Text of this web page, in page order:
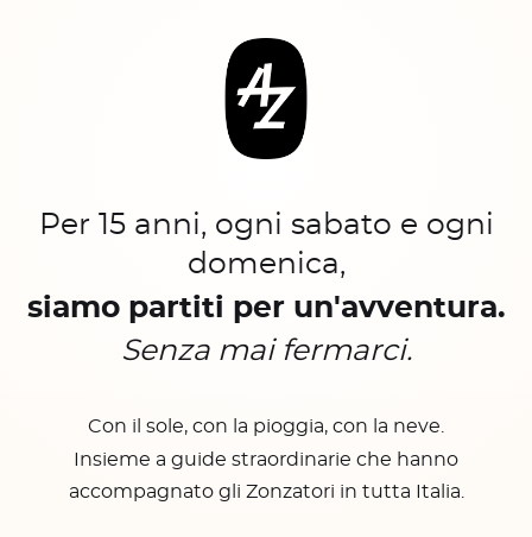
Per 15 anni, ogni sabato e ogni
domenica,
siamo partiti per un'avventura.
Senza mai fermarci.
Con il sole, con la pioggia, con la neve.
Insieme a guide straordinarie che hanno
accompagnato gli Zonzatori in tutta Italia.